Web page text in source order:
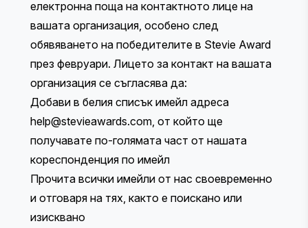
електронна поща на контактното лице на
вашата организация, особено след
обявяването на победителите в Stevie Award
през февруари. Лицето за контакт на вашата
организация се съгласява да:
Добави в белия списък имейл адреса
help@stevieawards.com , от който ще
получавате по-голямата част от нашата
кореспонденция по имейл
Прочита всички имейли от нас своевременно
и отговаря на тях, както е поискано или
изисквано